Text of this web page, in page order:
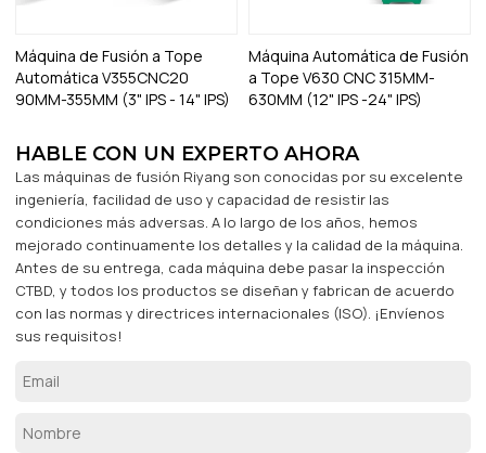
Máquina de Fusión a Tope
Automática V355CNC20
90MM-355MM (3" IPS - 14" IPS)
Máquina Automática de Fusión
a Tope V630 CNC 315MM-
630MM (12" IPS -24" IPS)
HABLE CON UN EXPERTO AHORA
Las máquinas de fusión Riyang son conocidas por su excelente
ingeniería, facilidad de uso y capacidad de resistir las
condiciones más adversas. A lo largo de los años, hemos
mejorado continuamente los detalles y la calidad de la máquina.
Antes de su entrega, cada máquina debe pasar la inspección
CTBD, y todos los productos se diseñan y fabrican de acuerdo
con las normas y directrices internacionales (ISO). ¡Envíenos
sus requisitos!